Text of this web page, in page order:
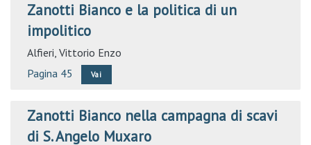
Zanotti Bianco e la politica di un
impolitico
Alfieri, Vittorio Enzo
Pagina 45
Vai
Zanotti Bianco nella campagna di scavi
di S. Angelo Muxaro